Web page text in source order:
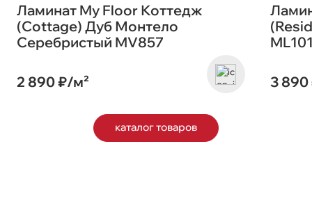
Ламинат My Floor Коттедж
(Cottage) Дуб Монтело
Серебристый MV857
2 890 ₽/м² 3
каталог товаров